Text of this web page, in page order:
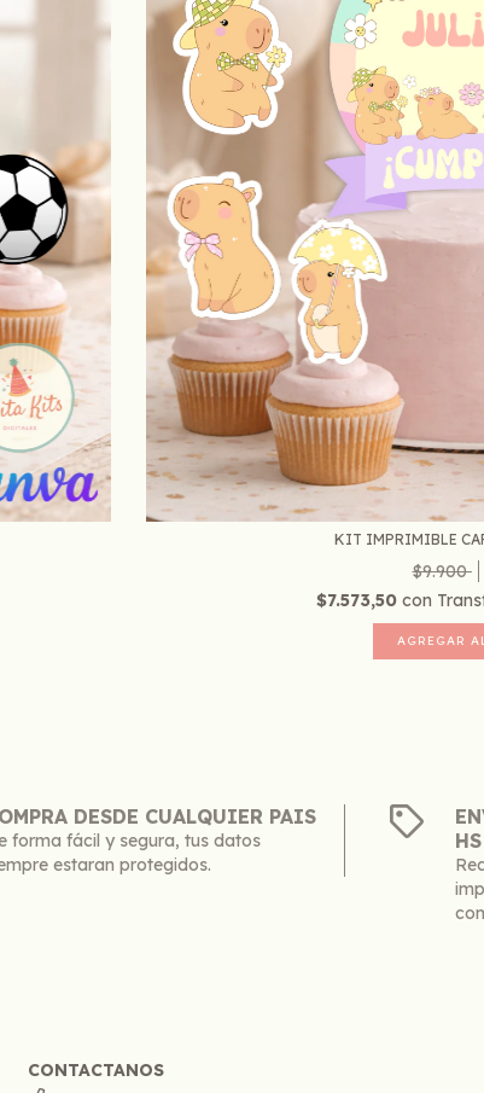
KIT IMPRIMIBLE
$9.900
$7.573,50con
DESDE CUALQUIER PAIS
forma fácil y segura, tus datos
estaran protegidos.
HS
CONTACTANOS